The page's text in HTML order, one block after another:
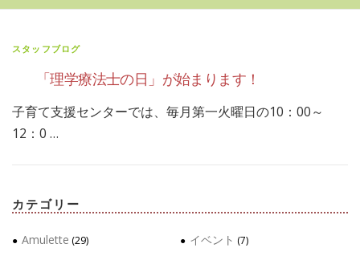
スタッフブログ
「理学療法士の日」が始まります！
子育て支援センターでは、毎月第一火曜日の10：00～
12：0 …
カテゴリー
Amulette (29) イベント (7)